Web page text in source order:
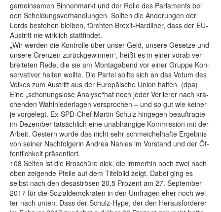
ge­mein­sa­men Bin­nen­markt und der Rol­le des Par­la­ments bei
den Schei­dungs­ver­hand­lun­gen. Soll­ten die Än­de­run­gen der
Lords be­ste­hen blei­ben, fürch­ten Br­ex­it-Hard­li­ner, dass der EU-
Aus­tritt nie wirk­lich statt­fin­det.
„Wir wer­den die Kon­trol­le über un­ser Geld, un­se­re Ge­set­ze und
un­se­re Gren­zen zu­rück­ge­win­nen“, heißt es in ei­ner vor­ab ver­
brei­te­ten Re­de, die sie am Mon­tag­abend vor ei­ner Grup­pe Kon­
ser­va­ti­ver hal­ten woll­te. Die Par­tei soll­te sich an das Vo­tum des
Vol­kes zum Aus­tritt aus der Eu­ro­päi­sche Uni­on hal­ten. (dpa)
Ei­ne „scho­nungs­lo­se Ana­ly­se“hat noch je­der Ver­lie­rer nach kra­
chen­den Wahl­nie­der­la­gen ver­spro­chen – und so gut wie kei­ner
je vor­ge­legt. Ex-SPD-Chef Mar­tin Schulz hin­ge­gen be­auf­trag­te
im De­zem­ber tat­säch­lich ei­ne un­ab­hän­gi­ge Kom­mis­si­on mit der
Ar­beit. Ges­tern wur­de das nicht sehr schmei­chel­haf­te Er­geb­nis
von sei­ner Nach­fol­ge­rin Andrea Nah­les im Vor­stand und der Öf­
fent­lich­keit prä­sen­tiert.
108 Sei­ten ist die Bro­schü­re dick, die im­mer­hin noch zwei nach
oben zei­gen­de Pfei­le auf dem Ti­tel­bild zeigt. Da­bei ging es
selbst nach den de­sas­trö­sen 20,5 Pro­zent am 27. Sep­tem­ber
2017 für die So­zi­al­de­mo­kra­ten in den Um­fra­gen eher noch wei­
ter nach un­ten. Dass der Schulz-Hy­pe, der den Her­aus­for­de­rer